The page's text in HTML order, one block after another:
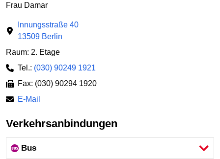
Frau Damar
Innungsstraße 40
13509 Berlin
Raum: 2. Etage
Tel.: (030) 90249 1921
Fax: (030) 90294 1920
E-Mail
Verkehrsanbindungen
Bus